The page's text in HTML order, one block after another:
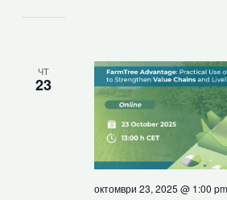
ЧТ
23
октомври 23, 2025 @ 1:00 pm